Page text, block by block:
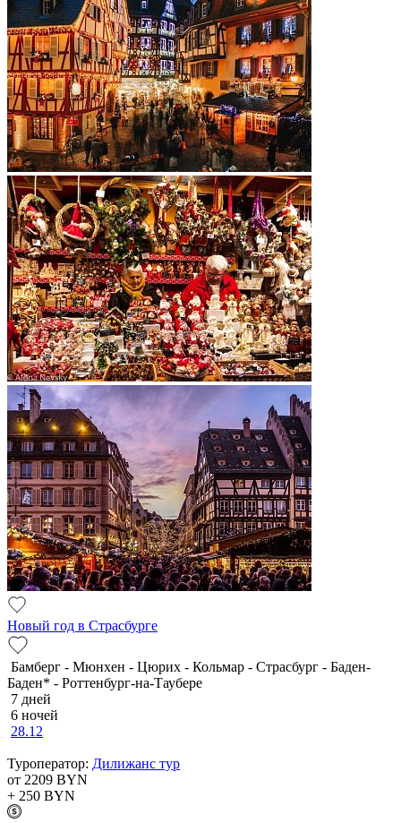
Новый год в Страсбурге
Бамберг - Мюнхен - Цюрих - Кольмар - Страсбург - Баден-
Баден* - Роттенбург-на-Таубере
7 дней
6 ночей
28.12
Туроператор: Дилижанс тур
от 2209 BYN
+ 250 BYN